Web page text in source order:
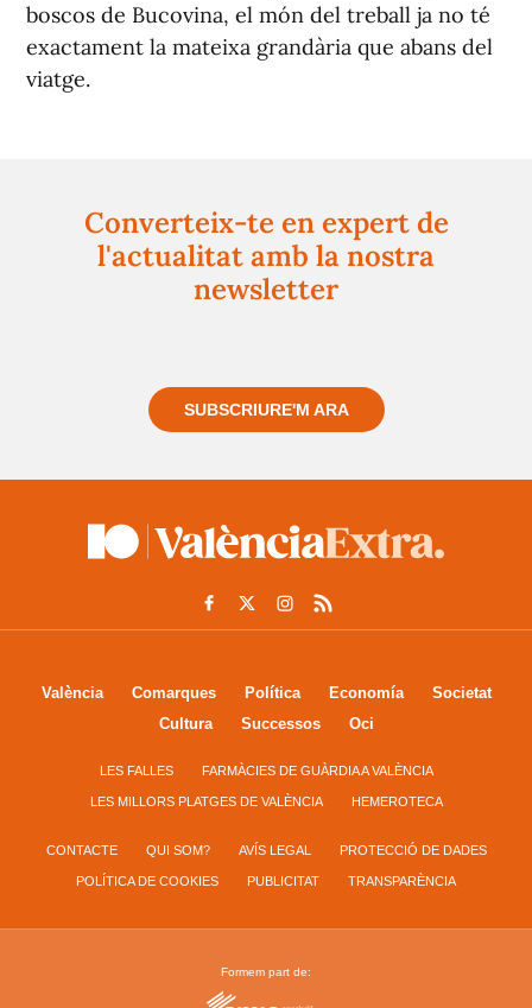
boscos de Bucovina, el món del treball ja no té
exactament la mateixa grandària que abans del
viatge.
Converteix-te en expert de
l'actualitat amb la nostra
newsletter
SUBSCRIURE'M ARA
València Comarques Política Economía
Societat
Cultura
Successos Oci
LES FALLES FARMÀCIES DE GUÀRDIA A VALÈNCIA
LES MILLORS PLATGES DE VALÈNCIA HEMEROTECA
CONTACTE QUI SOM? AVÍS LEGAL PROTECCIÓ DE DADES
POLÍTICA DE COOKIES PUBLICITAT TRANSPARÈNCIA
Formem part de: